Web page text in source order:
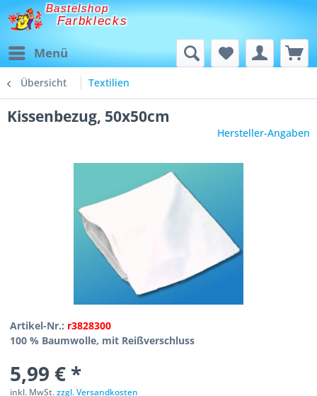
Bastelshop
Farbklecks
Menü
Übersicht Textilien
Kissenbezug, 50x50cm
Hersteller-Angaben
Artikel-Nr.: r3828300
100 % Baumwolle, mit Reißverschluss
5,99 € *
inkl. MwSt.zzgl. Versandkosten